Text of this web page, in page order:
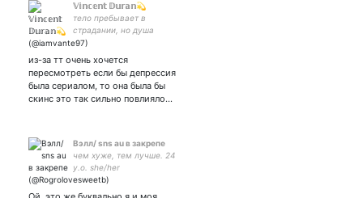
𝕍𝕚𝕟𝕔𝕖𝕟𝕥 𝔻𝕦𝕣𝕒𝕟💫
тело пребывает в
страдании, но душа⠀⠀ ⠀ ⠀
пребудет в блаженстве ~⠀
for you always forever 🦋💗
из-за тт очень хочется
пересмотреть если бы депрессия
была сериалом, то она была бы
скинс это так сильно повлияло…
Вэлл/ sns au в закрепе
чем хуже, тем лучше. 24
y.o. she/her